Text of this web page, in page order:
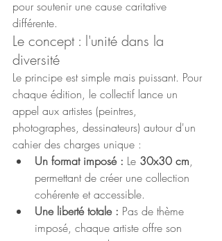
pour soutenir une cause caritative
différente.
Le concept : l'unité dans la
diversité
Le principe est simple mais puissant. Pour
chaque édition, le collectif lance un
appel aux artistes (peintres,
photographes, dessinateurs) autour d'un
cahier des charges unique :
Un format imposé : Le 30x30 cm,
permettant de créer une collection
cohérente et accessible.
Une liberté totale : Pas de thème
imposé, chaque artiste offre son